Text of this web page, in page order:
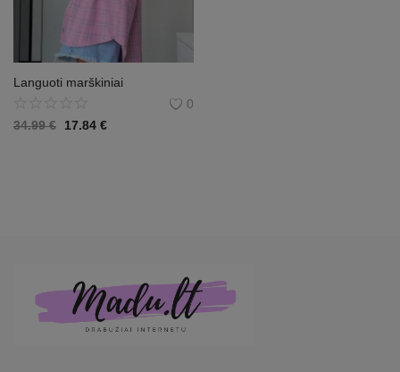
Languoti marškiniai
0
34.99€ 17.84 €